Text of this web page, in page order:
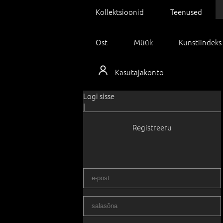
Kollektsioonid Teenused
Ost Müük Kunstiindeks
Kasutajakonto
Logi sisse
|
Registreeru